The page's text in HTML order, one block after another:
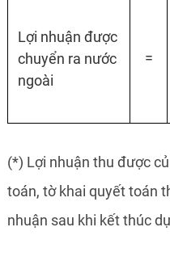
Lợi nhuận được
chuyển ra nước
ngoài
=
(*) Lợi nhuận thu được
toán, tờ khai quyết toán
nhuận sau khi kết thúc